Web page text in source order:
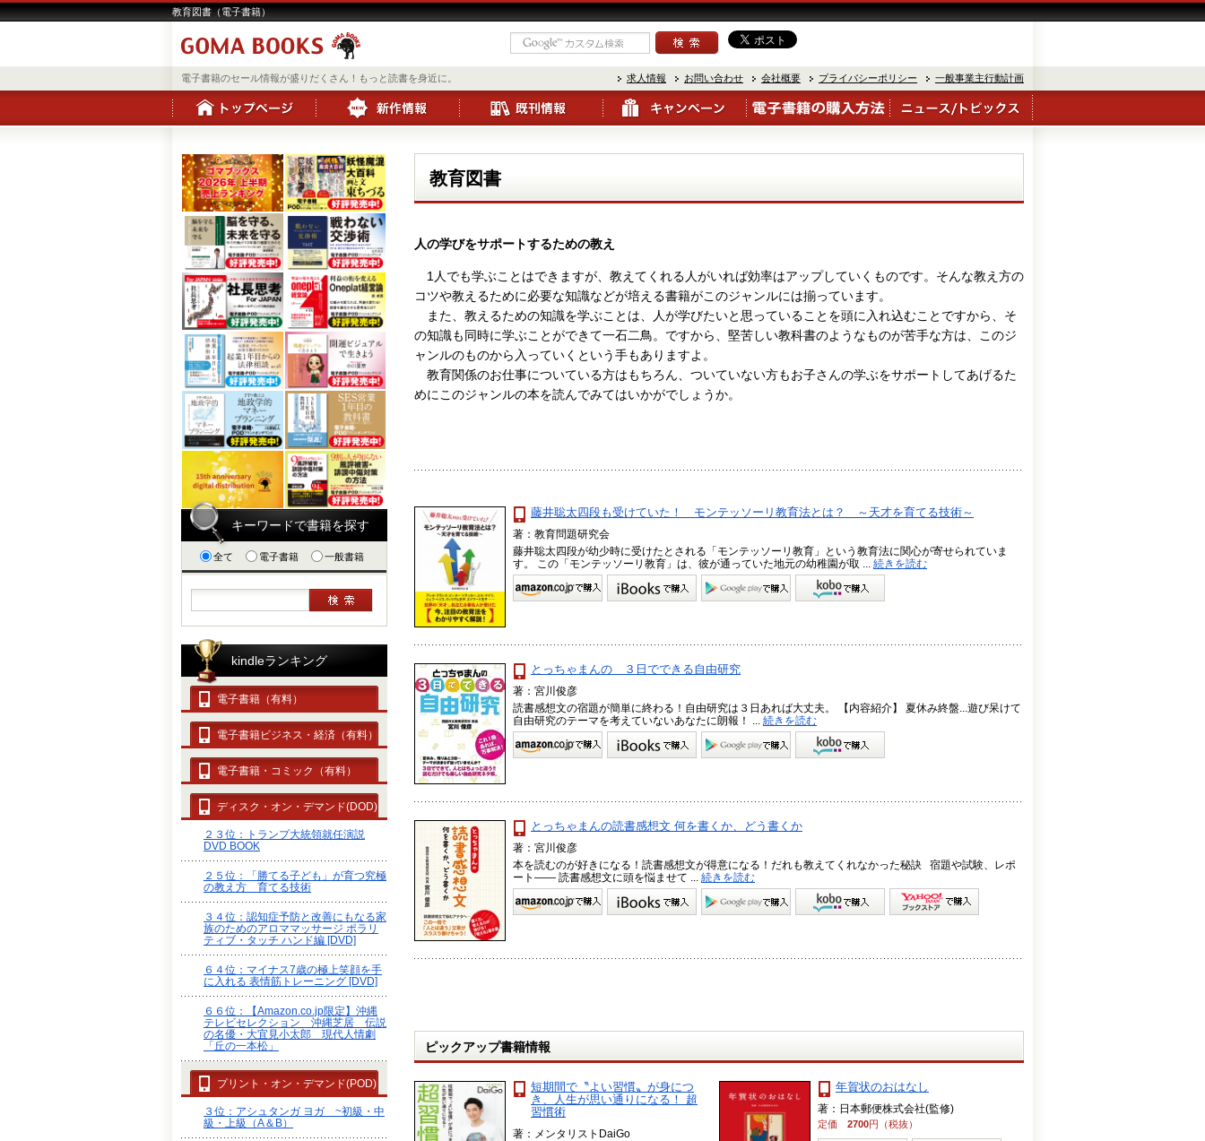
教育図書（電子書籍）
電子書籍のセール情報が盛りだくさん！もっと読書を身近に。 求人情報 お問い合わせ 会社概要 プライバシーポリシー 一般事業主行動計画
教育図書
人の学びをサポートするための教え
1人でも学ぶことはできますが、教えてくれる人がいれば効率はアップしていくものです。そんな教え方の
コツや教えるために必要な知識などが培える書籍がこのジャンルには揃っています。
また、教えるための知識を学ぶことは、人が学びたいと思っていることを頭に入れ込むことですから、そ
の知識も同時に学ぶことができて一石二鳥。ですから、堅苦しい教科書のようなものが苦手な方は、このジ
ャンルのものから入っていくという手もありますよ。
教育関係のお仕事についている方はもちろん、ついていない方もお子さんの学ぶをサポートしてあげるた
めにこのジャンルの本を読んでみてはいかがでしょうか。
藤井聡太四段も受けていた！ モンテッソーリ教育法とは？ ～天才を育てる技術～
著：教育問題研究会
藤井聡太四段が幼少時に受けたとされる「モンテッソーリ教育」という教育法に関心が寄せられていま
す。 この「モンテッソーリ教育」は、彼が通っていた地元の幼稚園が取 ... 続きを読む
とっちゃまんの ３日でできる自由研究
著：宮川俊彦
読書感想文の宿題が簡単に終わる！自由研究は３日あれば大丈夫。 【内容紹介】 夏休み終盤...遊び呆けて
自由研究のテーマを考えていないあなたに朗報！ ... 続きを読む
とっちゃまんの読書感想文 何を書くか、どう書くか
著：宮川俊彦
本を読むのが好きになる！読書感想文が得意になる！だれも教えてくれなかった秘訣 宿題や試験、レポ
ート―― 読書感想文に頭を悩ませて ... 続きを読む
ピックアップ書籍情報
短期間で〝よい習慣〟が身につ
き、人生が思い通りになる！ 超
習慣術
著：メンタリストDaiGo
年賀状のおはなし
著：日本郵便株式会社(監修)
定価 2700円（税抜）
キーワードで書籍を探す
全て 電子書籍 一般書籍
kindleランキング
電子書籍（有料）
電子書籍ビジネス・経済（有料）
電子書籍・コミック（有料）
ディスク・オン・デマンド(DOD)
２３位：トランプ大統領就任演説
DVD BOOK
２５位：「勝てる子ども」が育つ究極
の教え方 育てる技術
３４位：認知症予防と改善にもなる家
族のためのアロママッサージ ポラリ
ティブ・タッチ ハンド編 [DVD]
６４位：マイナス7歳の極上笑顔を手
に入れる 表情筋トレーニング [DVD]
６６位：【Amazon.co.jp限定】沖縄
テレビセレクション 沖縄芝居 伝説
の名優・大宜見小太郎 現代人情劇
「丘の一本松」
プリント・オン・デマンド(POD)
３位：アシュタンガ ヨガ ~初級・中
級・上級（A＆B）